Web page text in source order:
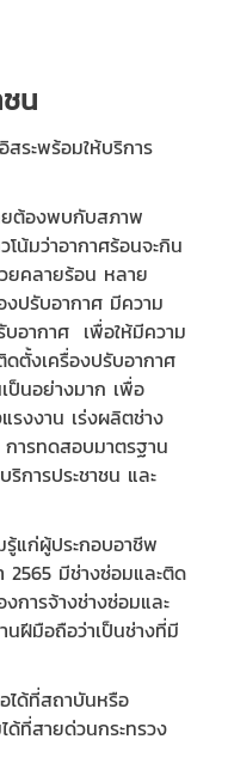
น
ระพร้อมให้บริการ
ยต้องพบกับสภาพ
น้มว่าอากาศร้อนจะกิน
ยคลายร้อน หลาย
งปรับอากาศ มีความ
บอากาศ เพื่อให้มีความ
ตั้งเครื่องปรับอากาศ
ป็นอย่างมาก เพื่อ
รงงาน เร่งผลิตช่าง
ารทดสอบมาตรฐาน
การประชาชน และ
แก่ผู้ประกอบอาชีพ
2565 มีช่างซ่อมและติด
ารจ้างช่างซ่อมและ
ฝีมือถือว่าเป็นช่างที่มี
ได้ที่สถาบันหรือ
ที่สายด่วนกระทรวง